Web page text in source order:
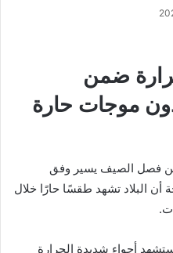
ضمن
دون موجات حارة
من فصل الصيف يسير وفق
أن البلاد تشهد طقسًا حارًا خلال
أجواء شديدة الحرارة